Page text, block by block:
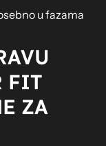
u fazama
FIT
ZA